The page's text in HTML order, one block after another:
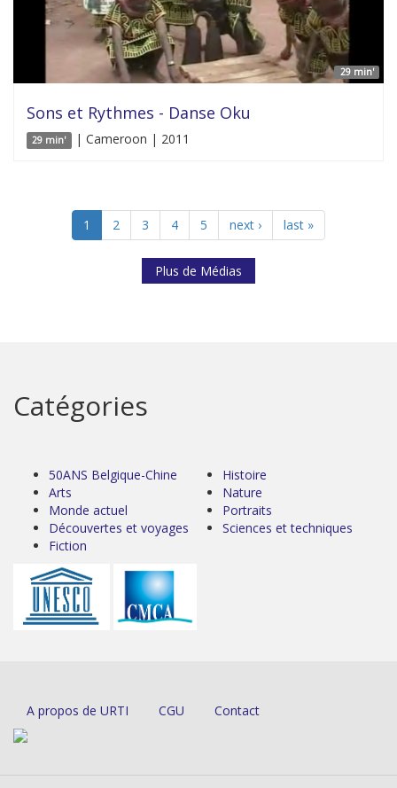
29 min'
Sons et Rythmes - Danse Oku
29 min' | Cameroon | 2011
1 2 3 4 5 next › last »
Plus de Médias
Catégories
50ANS Belgique-Chine
Arts
Monde actuel
Découvertes et voyages
Fiction
Histoire
Nature
Portraits
Sciences et techniques
A propos de URTI CGU Contact